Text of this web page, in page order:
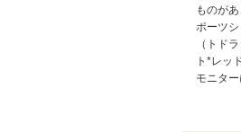
ものが
ポーツ
（トド
ト*レッ
モニター